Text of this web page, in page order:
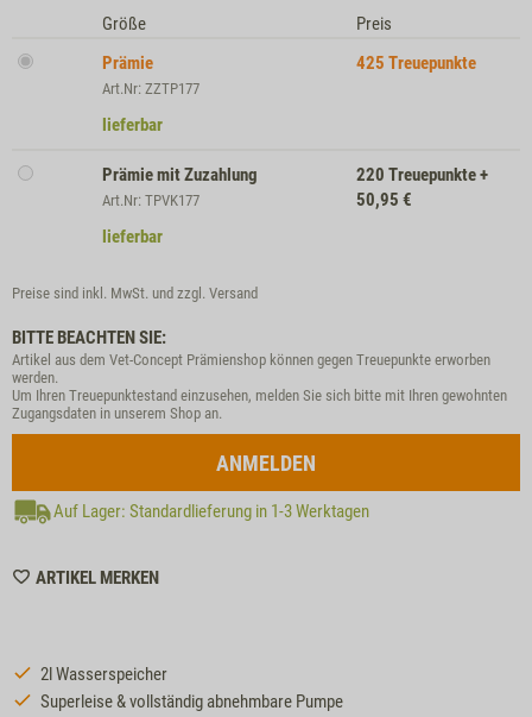
Größe
Preis
Prämie
Art.Nr: ZZTP177
425 Treuepunkte
lieferbar
Prämie mit Zuzahlung
Art.Nr: TPVK177
220 Treuepunkte+
50,95 €
lieferbar
Preise sind inkl. MwSt. und zzgl. Versand
BITTE BEACHTEN SIE:
Artikel aus dem Vet-Concept Prämienshop können gegen Treuepunkte erworben
werden.
Um Ihren Treuepunktestand einzusehen, melden Sie sich bitte mit Ihren gewohnten
Zugangsdaten in unserem Shop an.
ANMELDEN
Auf Lager: Standardlieferung in 1-3 Werktagen
ARTIKEL MERKENWISHLIST
2l Wasserspeicher
Superleise & vollständig abnehmbare Pumpe